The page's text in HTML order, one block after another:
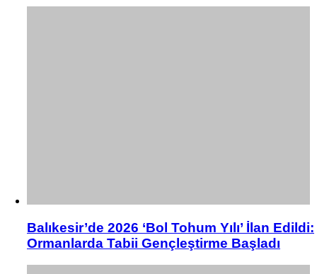
Balıkesir’de 2026 ‘Bol Tohum Yılı’ İlan Edildi:
Ormanlarda Tabii Gençleştirme Başladı